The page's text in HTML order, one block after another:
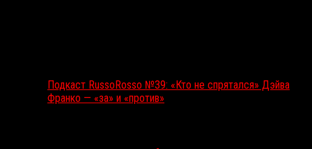
Подкаст RussoRosso №39: «Кто не спрятался» Дэйва
Франко — «за» и «против»